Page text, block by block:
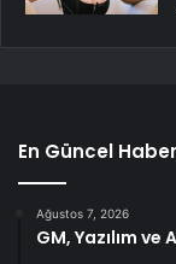
En Güncel
Ağustos 7, 2026
GM, Yazılım